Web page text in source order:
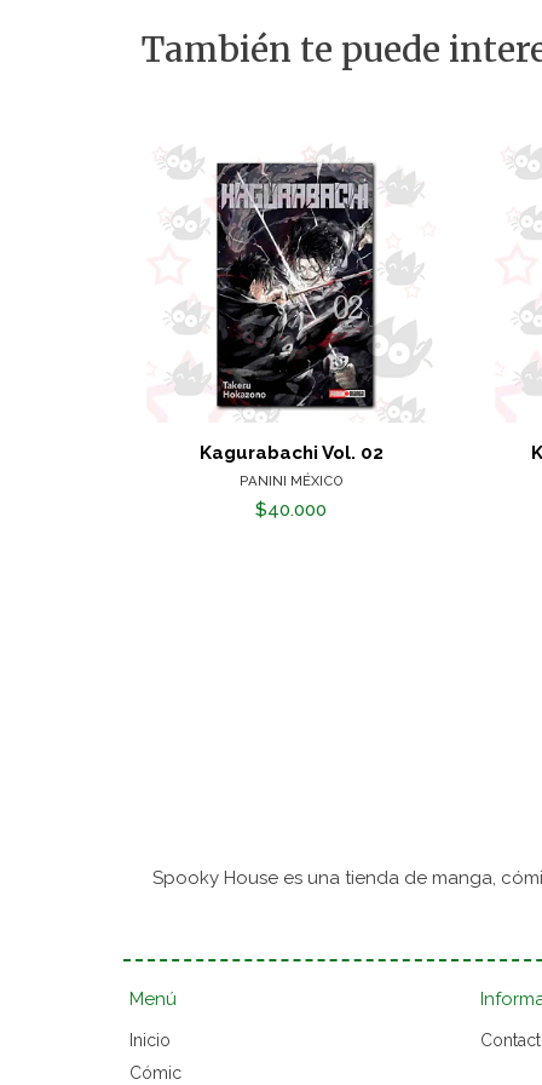
También te puede
Kagurabachi Vol. 02
PANINI MÉXICO
$40.000
Spooky House es una tienda de manga,
Menú
Inicio
Cómic